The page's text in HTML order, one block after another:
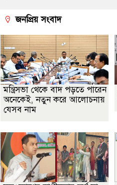
জনপ্রিয় সংবাদ
মন্ত্রিসভা থেকে বাদ পড়তে পারেন
অনেকেই, নতুন করে আলোচনায়
যেসব নাম